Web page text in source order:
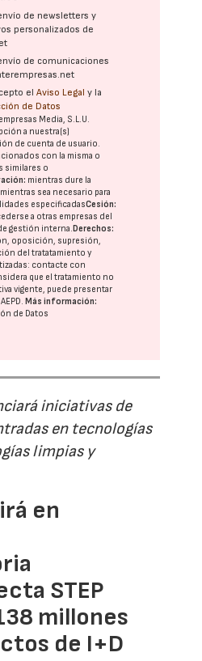
de newsletters y
personalizados de
de comunicaciones
elAviso Legal y la
de Datos
Media, S.L.U.
a nuestra(s)
de cuenta de usuario.
con la misma o
similares o
mientras dure la
sea necesario para
especificadasCesión:
a otras empresas del
gestión interna.Derechos:
oposición, supresión,
del tratatamiento y
contacte con
que el tratamiento no
vigente, puede presentar
AEPD .Más información:
de Datos
iniciativas de
en tecnologías
limpias y
en
STEP
millones
de I+D